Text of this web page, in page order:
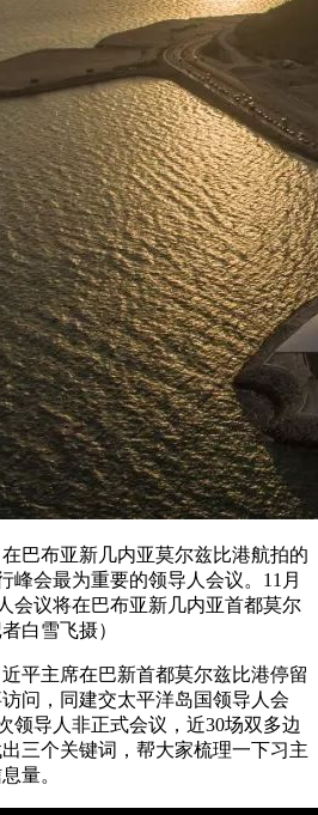
巴布亚新几内亚莫尔兹比港航拍的
峰会最为重要的领导人会议。11月
会议将在巴布亚新几内亚首都莫尔
白雪飞摄）
主席在巴新首都莫尔兹比港停留
问，同建交太平洋岛国领导人会
领导人非正式会议，近30场双多边
三个关键词，帮大家梳理一下习主
量。